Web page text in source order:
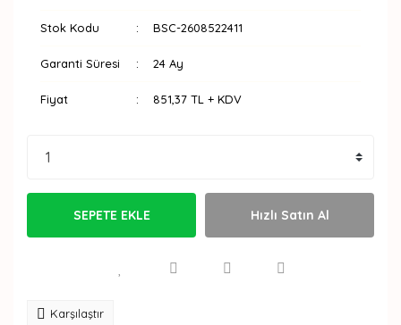
Stok Kodu BSC-2608522411
Garanti Süresi 24 Ay
Fiyat 851,37 TL + KDV
SEPETE EKLE Hızlı Satın Al
Karşılaştır